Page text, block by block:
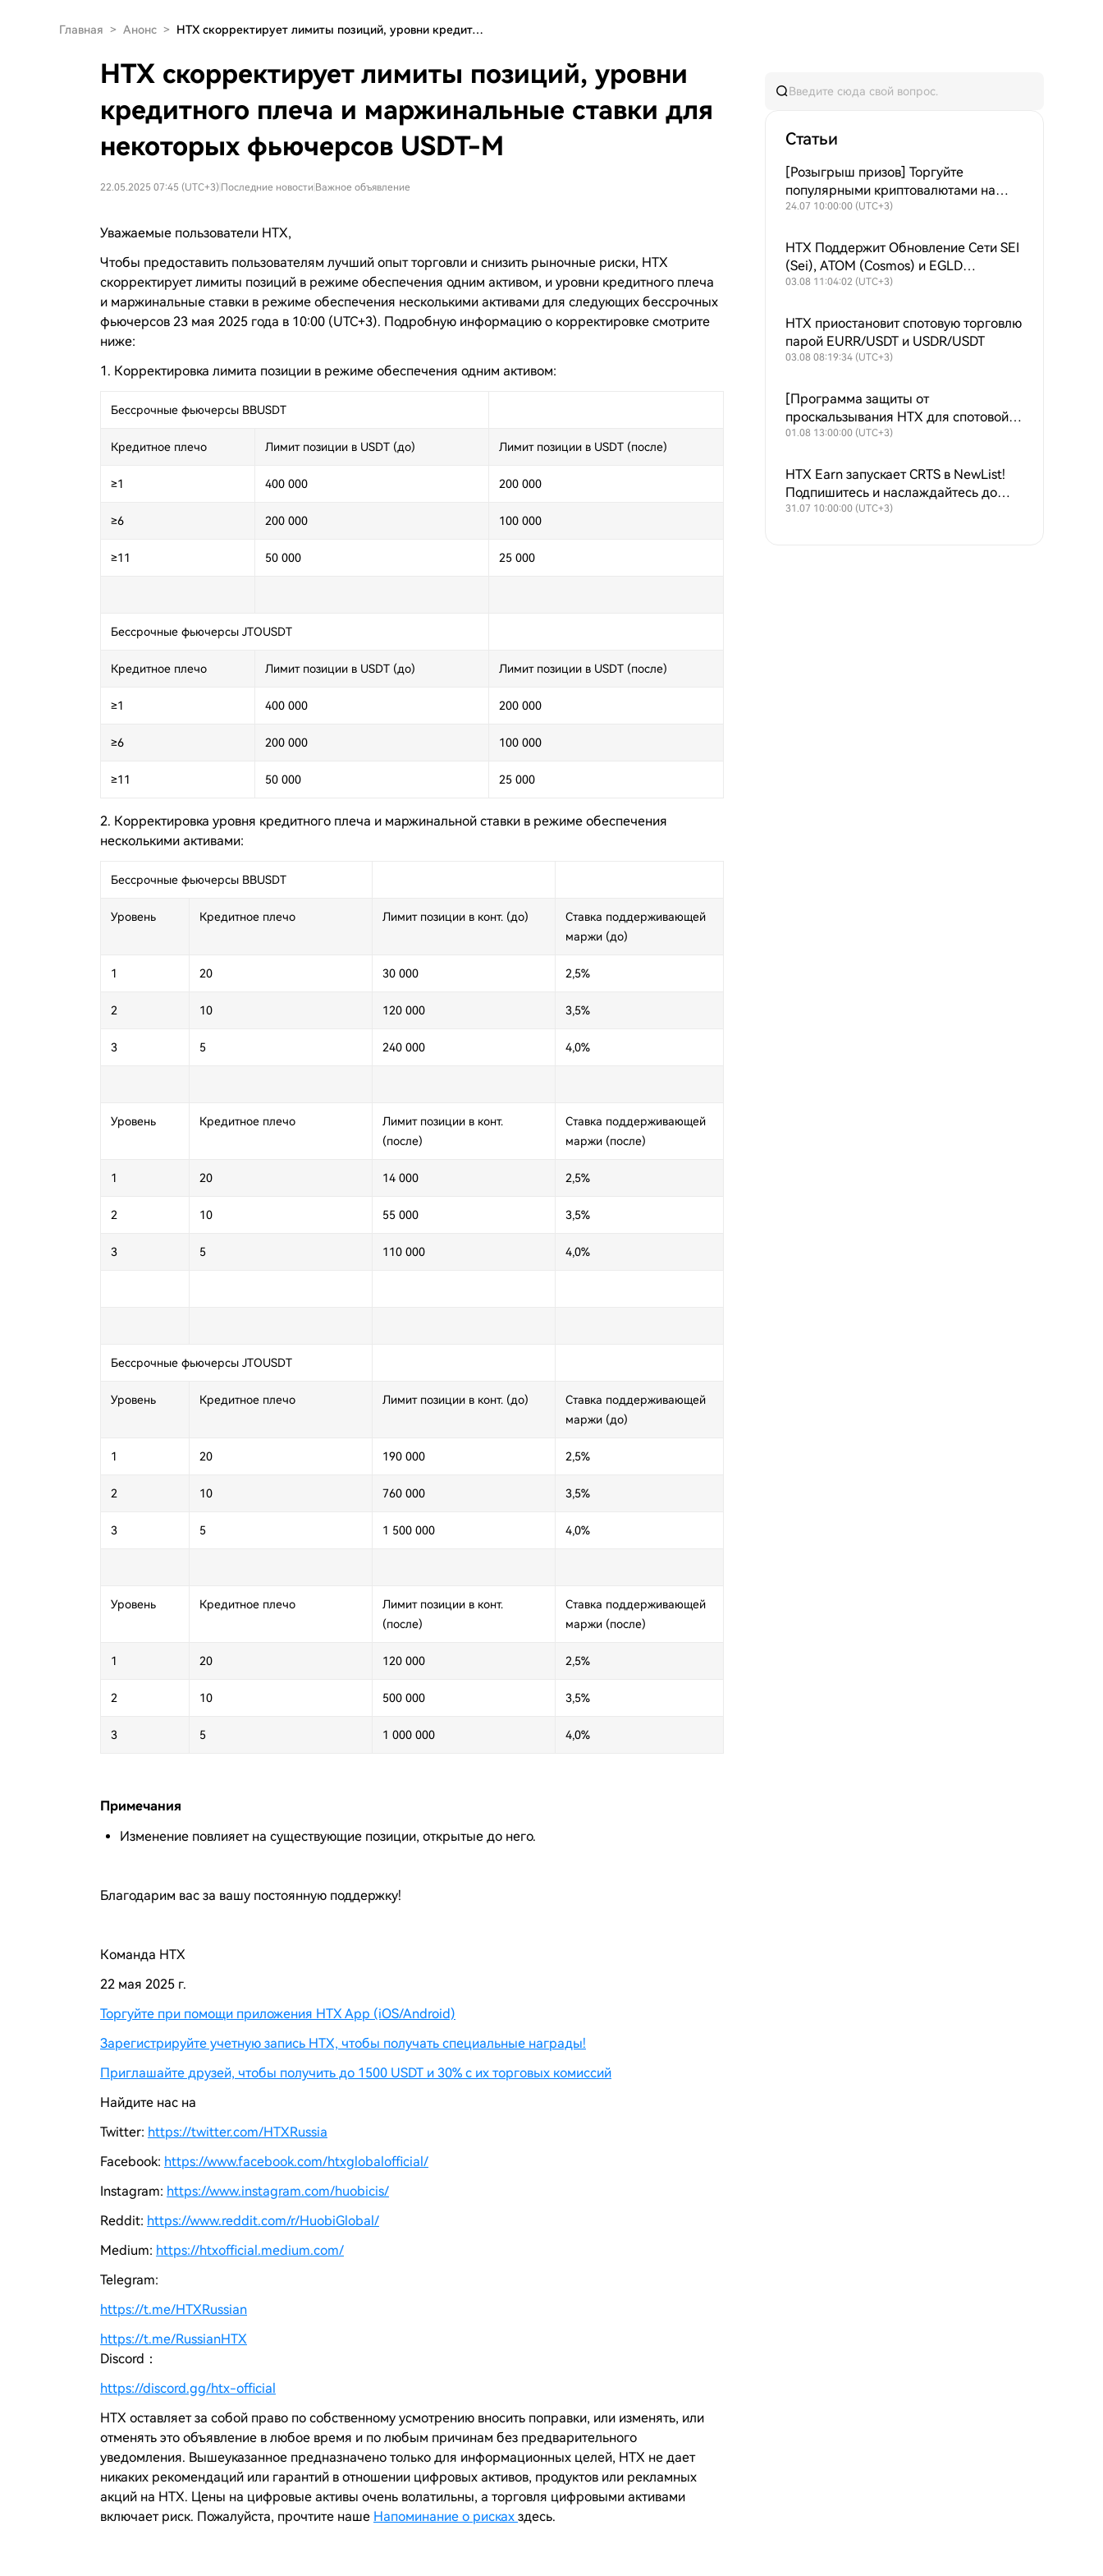
Главная > Анонс > HTX скорректирует лимиты позиций, уровни кредит…
HTX скорректирует лимиты позиций, уровни
кредитного плеча и маржинальные ставки для
некоторых фьючерсов USDT-M
22.05.2025 07:45 (UTC+3) Последние новости Важное объявление
Уважаемые пользователи HTX,
Чтобы предоставить пользователям лучший опыт торговли и снизить рыночные риски, HTX
скорректирует лимиты позиций в режиме обеспечения одним активом, и уровни кредитного плеча
и маржинальные ставки в режиме обеспечения несколькими активами для следующих бессрочных
фьючерсов 23 мая 2025 года в 10:00 (UTC+3). Подробную информацию о корректировке смотрите
ниже:
1. Корректировка лимита позиции в режиме обеспечения одним активом:
Бессрочные фьючерсы BBUSDT
Кредитное плечо Лимит позиции в USDT (до) Лимит позиции в USDT (после)
≥1 400 000 200 000
≥6 200 000 100 000
≥11 50 000 25 000
Бессрочные фьючерсы JTOUSDT
Кредитное плечо Лимит позиции в USDT (до) Лимит позиции в USDT (после)
≥1 400 000 200 000
≥6 200 000 100 000
≥11 50 000 25 000
2. Корректировка уровня кредитного плеча и маржинальной ставки в режиме обеспечения
несколькими активами:
Бессрочные фьючерсы BBUSDT
Уровень Кредитное плечо Лимит позиции в конт. (до)
Ставка поддерживающей
маржи (до)
1 20 30 000 2,5%
2 10 120 000 3,5%
3 5 240 000 4,0%
Уровень Кредитное плечо
Лимит позиции в конт.
(после)
Ставка поддерживающей
маржи (после)
1 20 14 000 2,5%
2 10 55 000 3,5%
3 5 110 000 4,0%
Бессрочные фьючерсы JTOUSDT
Уровень Кредитное плечо Лимит позиции в конт. (до)
Ставка поддерживающей
маржи (до)
1 20 190 000 2,5%
2 10 760 000 3,5%
3 5 1 500 000 4,0%
Уровень Кредитное плечо
Лимит позиции в конт.
(после)
Ставка поддерживающей
маржи (после)
1 20 120 000 2,5%
2 10 500 000 3,5%
3 5 1 000 000 4,0%
Примечания
Изменение повлияет на существующие позиции, открытые до него.
Благодарим вас за вашу постоянную поддержку!
Команда HTX
22 мая 2025 г.
Торгуйте при помощи приложения HTX App (iOS/Android)
Зарегистрируйте учетную запись HTX, чтобы получать специальные награды!
Приглашайте друзей, чтобы получить до 1500 USDT и 30% с их торговых комиссий
Найдите нас на
Twitter: https://twitter.com/HTXRussia
Facebook: https://www.facebook.com/htxglobalofficial/
Instagram: https://www.instagram.com/huobicis/
Reddit: https://www.reddit.com/r/HuobiGlobal/
Medium: https://htxofficial.medium.com/
Telegram:
https://t.me/HTXRussian
https://t.me/RussianHTX
Discord：
https://discord.gg/htx-official
HTX оставляет за собой право по собственному усмотрению вносить поправки, или изменять, или
отменять это объявление в любое время и по любым причинам без предварительного
уведомления. Вышеуказанное предназначено только для информационных целей, HTX не дает
никаких рекомендаций или гарантий в отношении цифровых активов, продуктов или рекламных
акций на HTX. Цены на цифровые активы очень волатильны, а торговля цифровыми активами
включает риск. Пожалуйста, прочтите наше Напоминание о рисках здесь.
Статьи
[Розыгрыш призов] Торгуйте
популярными криптовалютами на
споте и участвуйте в розыгрыше —
$50 000
24.07 10:00:00 (UTC+3)
HTX Поддержит Обновление Сети SEI
(Sei), ATOM (Cosmos) и EGLD
(MultiversX)
03.08 11:04:02 (UTC+3)
HTX приостановит спотовую торговлю
парой EURR/USDT и USDR/USDT
03.08 08:19:34 (UTC+3)
[Программа защиты от
проскальзывания HTX для спотовой
торговли - этап 4] $50 000 для
01.08 13:00:00 (UTC+3)
HTX Earn запускает CRTS в NewList!
Подпишитесь и наслаждайтесь до
150% APY
31.07 10:00:00 (UTC+3)